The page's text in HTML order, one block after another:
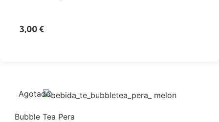
3,00€
Agotado
Bubble Tea Pera